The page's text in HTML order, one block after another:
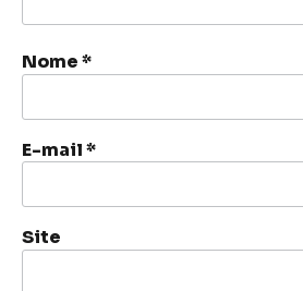
Nome*
E-mail*
Site